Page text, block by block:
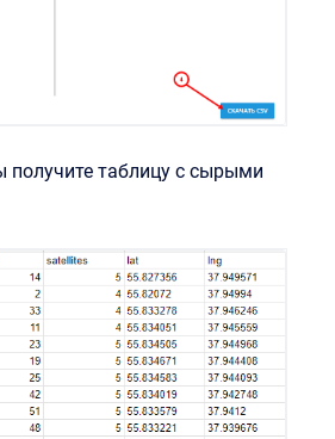
таблицу с сырыми